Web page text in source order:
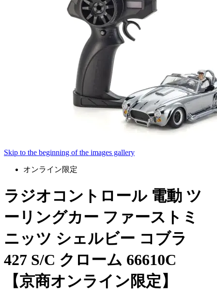
Skip to the beginning of the images gallery
オンライン限定
ラジオコントロール 電動 ツ
ーリングカー ファーストミ
ニッツ シェルビー コブラ
427 S/C クローム 66610C
【京商オンライン限定】